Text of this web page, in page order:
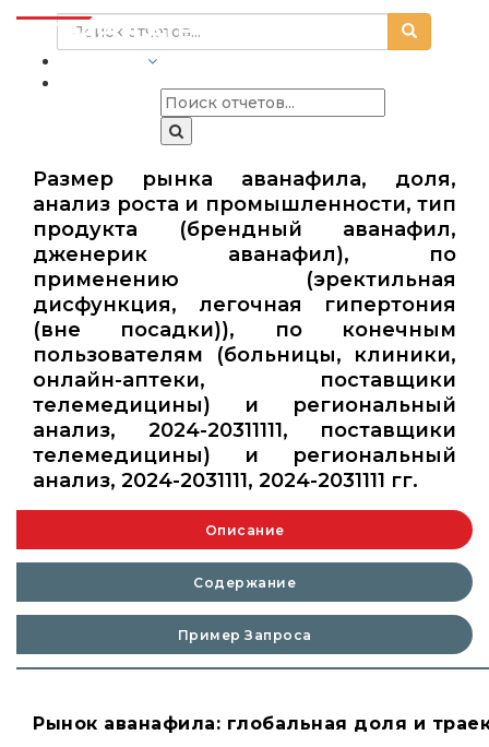
Размер рынка аванафила, доля,
анализ роста и промышленности, тип
продукта (брендный аванафил,
дженерик аванафил), по
применению (эректильная
дисфункция, легочная гипертония
(вне посадки)), по конечным
пользователям (больницы, клиники,
онлайн-аптеки, поставщики
телемедицины) и региональный
анализ, 2024-20311111, поставщики
телемедицины) и региональный
анализ, 2024-2031111, 2024-2031111 гг.
Описание
Содержание
Пример Запроса
Рынок аванафила: глобальная доля и